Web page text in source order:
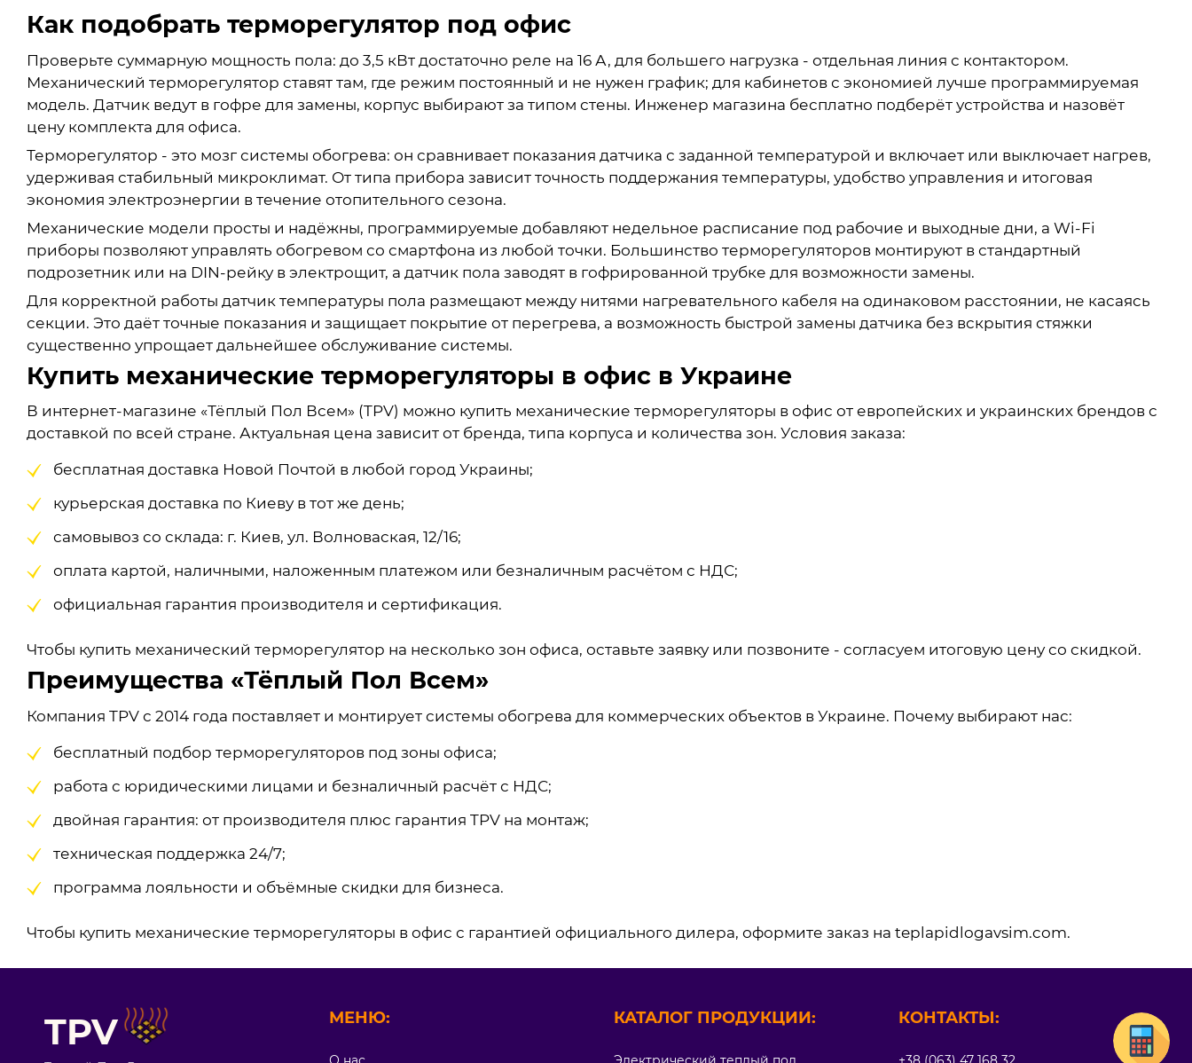
Как подобрать терморегулятор под офис
Проверьте суммарную мощность пола: до 3,5 кВт достаточно реле на 16 А, для большего нагрузка - отдельная линия с контактором.
Механический терморегулятор ставят там, где режим постоянный и не нужен график; для кабинетов с экономией лучше программируемая
модель. Датчик ведут в гофре для замены, корпус выбирают за типом стены. Инженер магазина бесплатно подберёт устройства и назовёт
цену комплекта для офиса.
Терморегулятор - это мозг системы обогрева: он сравнивает показания датчика с заданной температурой и включает или выключает нагрев,
удерживая стабильный микроклимат. От типа прибора зависит точность поддержания температуры, удобство управления и итоговая
экономия электроэнергии в течение отопительного сезона.
Механические модели просты и надёжны, программируемые добавляют недельное расписание под рабочие и выходные дни, а Wi-Fi
приборы позволяют управлять обогревом со смартфона из любой точки. Большинство терморегуляторов монтируют в стандартный
подрозетник или на DIN-рейку в электрощит, а датчик пола заводят в гофрированной трубке для возможности замены.
Для корректной работы датчик температуры пола размещают между нитями нагревательного кабеля на одинаковом расстоянии, не касаясь
секции. Это даёт точные показания и защищает покрытие от перегрева, а возможность быстрой замены датчика без вскрытия стяжки
существенно упрощает дальнейшее обслуживание системы.
Купить механические терморегуляторы в офис в Украине
В интернет-магазине «Тёплый Пол Всем» (TPV) можно купить механические терморегуляторы в офис от европейских и украинских брендов с
доставкой по всей стране. Актуальная цена зависит от бренда, типа корпуса и количества зон. Условия заказа:
бесплатная доставка Новой Почтой в любой город Украины;
курьерская доставка по Киеву в тот же день;
самовывоз со склада: г. Киев, ул. Волноваская, 12/16;
оплата картой, наличными, наложенным платежом или безналичным расчётом с НДС;
официальная гарантия производителя и сертификация.
Чтобы купить механический терморегулятор на несколько зон офиса, оставьте заявку или позвоните - согласуем итоговую цену со скидкой.
Преимущества «Тёплый Пол Всем»
Компания TPV с 2014 года поставляет и монтирует системы обогрева для коммерческих объектов в Украине. Почему выбирают нас:
бесплатный подбор терморегуляторов под зоны офиса;
работа с юридическими лицами и безналичный расчёт с НДС;
двойная гарантия: от производителя плюс гарантия TPV на монтаж;
техническая поддержка 24/7;
программа лояльности и объёмные скидки для бизнеса.
Чтобы купить механические терморегуляторы в офис с гарантией официального дилера, оформите заказ на teplapidlogavsim.com.
TPV МЕНЮ: КАТАЛОГ ПРОДУКЦИИ: КОНТАКТЫ: